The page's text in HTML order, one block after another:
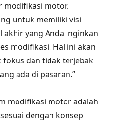
modifikasi motor,
untuk memiliki visi
akhir yang Anda inginkan
modifikasi. Hal ini akan
fokus dan tidak terjebak
ada di pasaran.”
modifikasi motor adalah
dengan konsep